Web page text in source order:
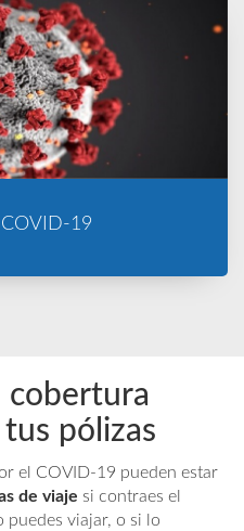
19
cobertura
pólizas
el COVID-19 pueden estar
de viaje si contraes el
puedes viajar, o si lo